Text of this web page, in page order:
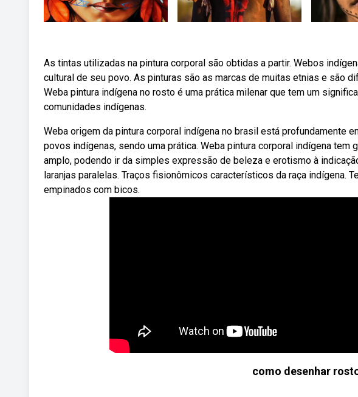
As tintas utilizadas na pintura corporal são obtidas a partir. Webos
cultural de seu povo. As pinturas são as marcas de muitas etnias e são
Weba pintura indígena no rosto é uma prática milenar que tem um
comunidades indígenas.
Weba origem da pintura corporal indígena no brasil está profundamente
povos indígenas, sendo uma prática. Weba pintura corporal indígena
amplo, podendo ir da simples expressão de beleza e erotismo à
laranjas paralelas. Traços fisionômicos característicos da raça indígena.
empinados com bicos.
como desenhar